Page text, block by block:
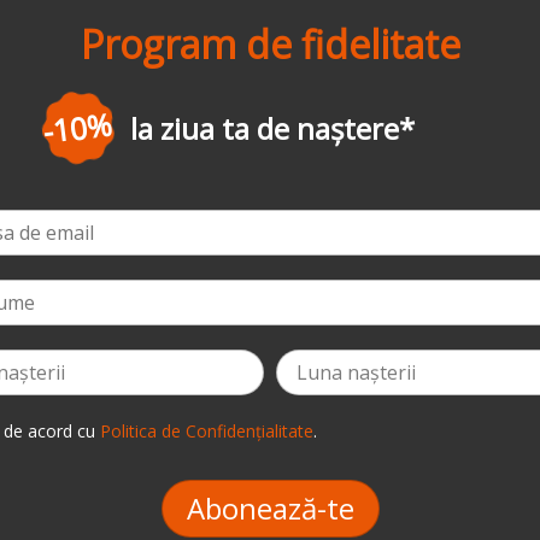
Program de fidelitate
-3% la prima comandă
acord cu Politica de Confidențialitate.
Abonează-te